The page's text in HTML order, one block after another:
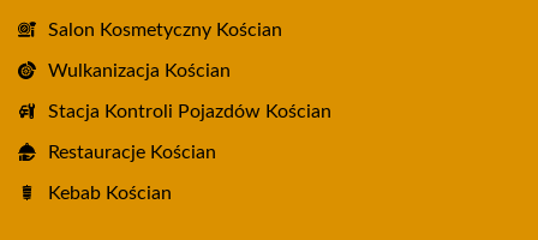
Salon Kosmetyczny Kościan
Wulkanizacja Kościan
Stacja Kontroli Pojazdów Kościan
Restauracje Kościan
Kebab Kościan